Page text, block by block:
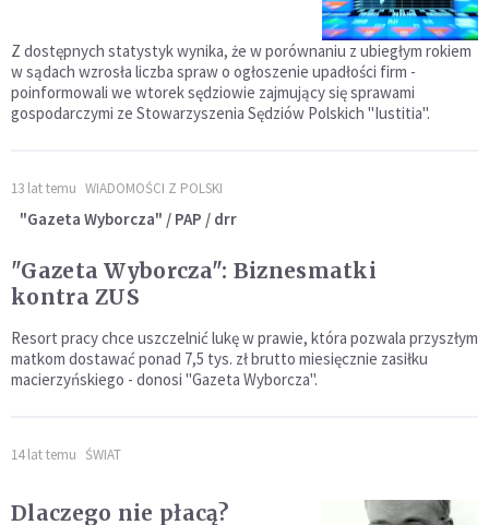
Z dostępnych statystyk wynika, że w porównaniu z ubiegłym rokiem
w sądach wzrosła liczba spraw o ogłoszenie upadłości firm -
poinformowali we wtorek sędziowie zajmujący się sprawami
gospodarczymi ze Stowarzyszenia Sędziów Polskich "Iustitia".
13 lat temu WIADOMOŚCI Z POLSKI
"Gazeta Wyborcza" / PAP / drr
"Gazeta Wyborcza": Biznesmatki
kontra ZUS
Resort pracy chce uszczelnić lukę w prawie, która pozwala przyszłym
matkom dostawać ponad 7,5 tys. zł brutto miesięcznie zasiłku
macierzyńskiego - donosi "Gazeta Wyborcza".
14 lat temu ŚWIAT
Dlaczego nie płacą?